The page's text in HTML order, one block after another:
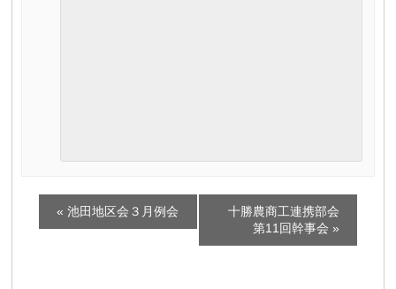
ベ
« 池田地区会３月例会
十勝農商工連携部会
第11回幹事会 »